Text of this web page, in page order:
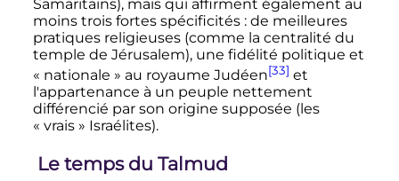
Samaritains), mais qui affirment également au
moins trois fortes spécificités : de meilleures
pratiques religieuses (comme la centralité du
temple de Jérusalem), une fidélité politique et
« nationale » au royaume Judéen[33] et
l'appartenance à un peuple nettement
différencié par son origine supposée (les
« vrais » Israélites).
Le temps du Talmud